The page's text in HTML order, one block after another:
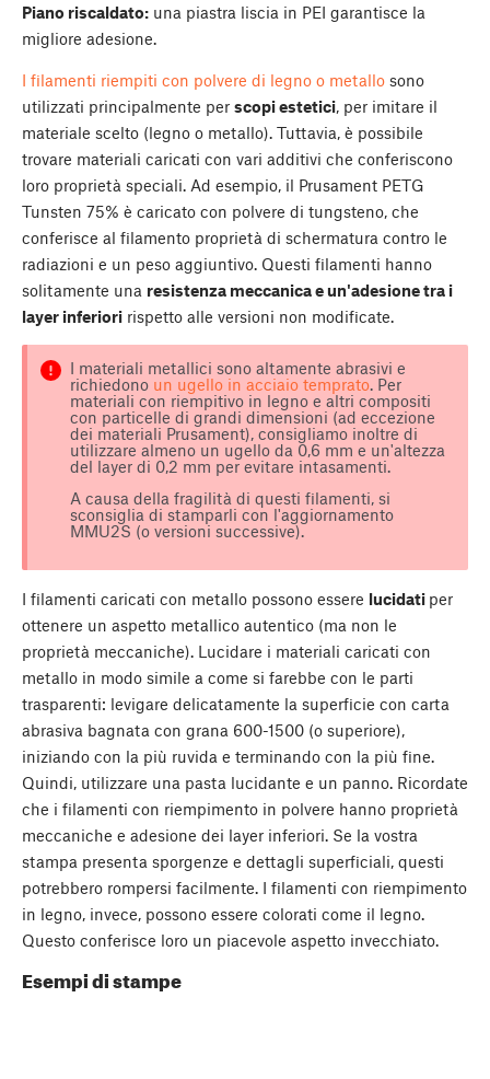
Piano riscaldato: una piastra liscia in PEI garantisce la
migliore adesione.
I filamenti riempiti con polvere di legno o metallo sono
utilizzati principalmente per scopi estetici, per imitare il
materiale scelto (legno o metallo). Tuttavia, è possibile
trovare materiali caricati con vari additivi che conferiscono
loro proprietà speciali. Ad esempio, il Prusament PETG
Tunsten 75% è caricato con polvere di tungsteno, che
conferisce al filamento proprietà di schermatura contro le
radiazioni e un peso aggiuntivo. Questi filamenti hanno
solitamente una resistenza meccanica e un'adesione tra i
layer inferiori rispetto alle versioni non modificate.
I materiali metallici sono altamente abrasivi e
richiedono un ugello in acciaio temprato. Per
materiali con riempitivo in legno e altri compositi
con particelle di grandi dimensioni (ad eccezione
dei materiali Prusament), consigliamo inoltre di
utilizzare almeno un ugello da 0,6 mm e un'altezza
del layer di 0,2 mm per evitare intasamenti.
A causa della fragilità di questi filamenti, si
sconsiglia di stamparli con l'aggiornamento
MMU2S (o versioni successive).
I filamenti caricati con metallo possono essere lucidati per
ottenere un aspetto metallico autentico (ma non le
proprietà meccaniche). Lucidare i materiali caricati con
metallo in modo simile a come si farebbe con le parti
trasparenti: levigare delicatamente la superficie con carta
abrasiva bagnata con grana 600-1500 (o superiore),
iniziando con la più ruvida e terminando con la più fine.
Quindi, utilizzare una pasta lucidante e un panno. Ricordate
che i filamenti con riempimento in polvere hanno proprietà
meccaniche e adesione dei layer inferiori. Se la vostra
stampa presenta sporgenze e dettagli superficiali, questi
potrebbero rompersi facilmente. I filamenti con riempimento
in legno, invece, possono essere colorati come il legno.
Questo conferisce loro un piacevole aspetto invecchiato.
Esempi di stampe